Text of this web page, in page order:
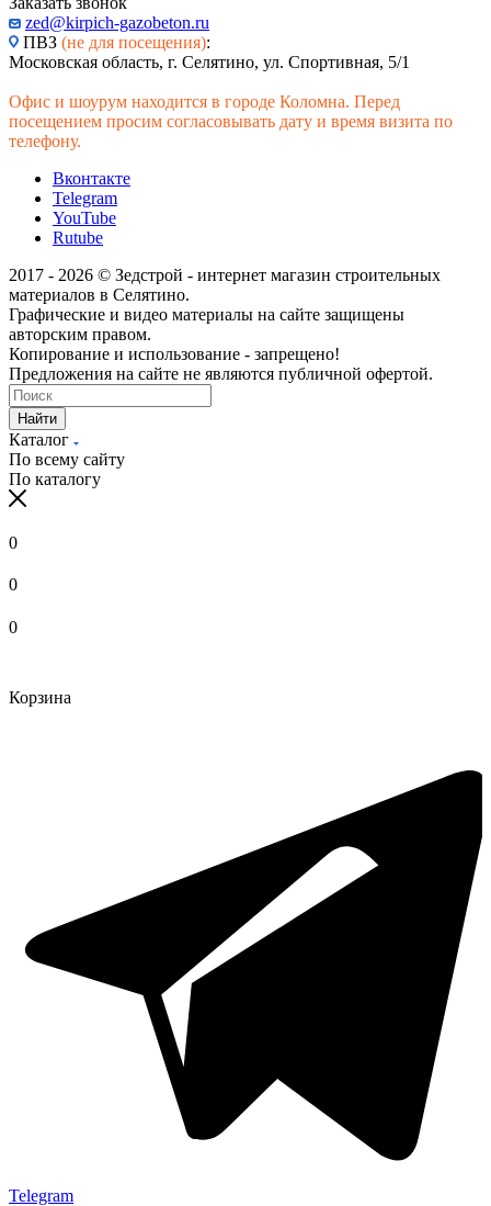
zed@kirpich-gazobeton.ru
ПВЗ (не для посещения):
Московская область, г. Селятино, ул. Спортивная, 5/1
Офис и шоурум находится в городе Коломна. Перед
посещением просим согласовывать дату и время визита по
телефону.
Вконтакте
Telegram
YouTube
Rutube
2017 - 2026 © Зедстрой - интернет магазин строительных
материалов в Селятино.
Графические и видео материалы на сайте защищены
авторским правом.
Копирование и использование - запрещено!
Предложения на сайте не являются публичной офертой.
Найти
Каталог
По всему сайту
По каталогу
0
0
0
Корзина
Telegram